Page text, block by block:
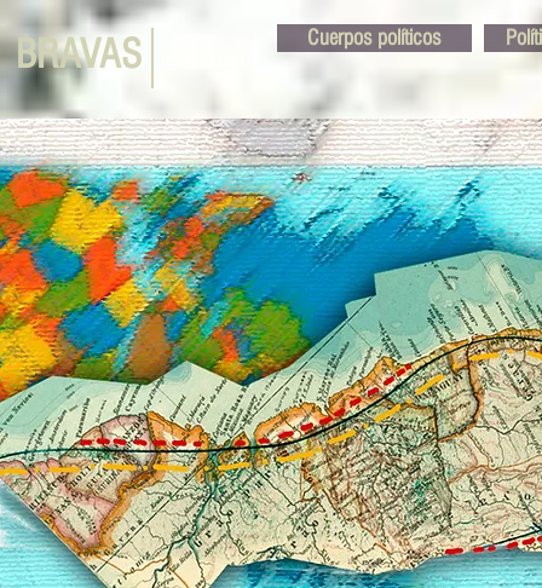
BRAVAS Cuerpos políticos